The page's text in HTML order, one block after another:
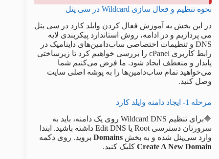
نحوه تنظیم و فعال سازی Wildcard در سی پنل
در این بخش به آموزش فعال کردن وایلد کارد در سی پنل
می پردازیم و در ادامه، روش استاندارد پیکربندی لایه
DNS و تنظیمات اختصاصی ساب‌دامین‌های داینامیک در
رابط کاربری cPanel را بررسی خواهیم کرد تا زیرساختی
پایدار و منعطف ایجاد شود. ما فرض می‌کنیم شما
می‌خواهید تمام ساب‌دامین‌ها را به پوشه اصلی سایت
وصل کنید.
مرحله 1- ایجاد دامنه وایلد کارد
🔶برای تنظیم Wildcard DNS روی یک دامنه، باید به
سرورتان دسترسی Root یا Edit DNS داشته باشید. ابتدا
وارد سی‌پنل شده و به بخش Domains بروید. روی دکمه
Create A New Domain کلیک کنید.